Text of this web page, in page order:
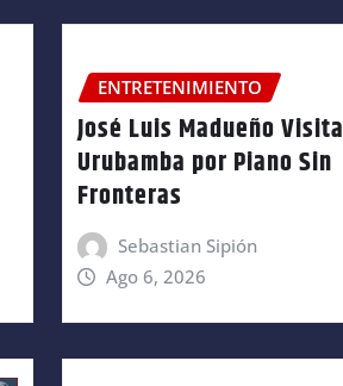
ENTRETENIMIENTO
José Luis Madueño Visita
Urubamba por Piano Sin
Fronteras
Sebastian Sipión
Ago 6, 2026